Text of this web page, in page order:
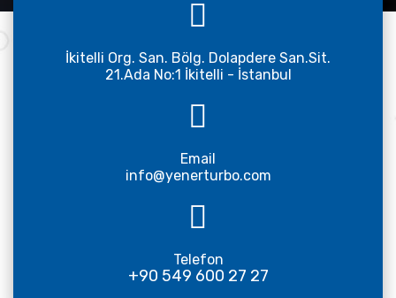
İkitelli Org. San. Bölg. Dolapdere San.Sit.
21.Ada No:1 İkitelli - İstanbul
Email
info@yenerturbo.com
Telefon
+90 549 600 27 27